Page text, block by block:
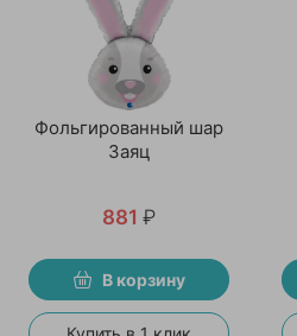
Фольгированный шар
Заяц
881 ₽
В корзину